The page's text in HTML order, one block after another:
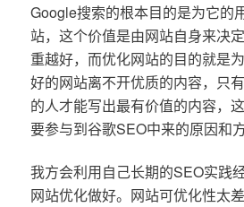
Google搜索的根本目的是为它的
站，这个价值是由网站自身来决
重越好，而优化网站的目的就是
好的网站离不开优质的内容，只
的人才能写出最有价值的内容，
要参与到谷歌SEO中来的原因和方
我方会利用自己长期的SEO实践
网站优化做好。网站可优化性太